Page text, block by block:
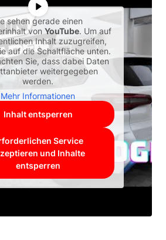
sehen gerade einen
vonYouTube. Um auf
Inhalt zuzugreifen,
auf die Schaltfläche unten.
Sie, dass dabei Daten
weitergegeben
werden.
Mehr Informationen
Inhalt entsperren
Service
und Inhalte
entsperren